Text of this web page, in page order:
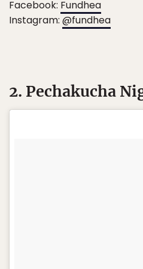
Facebook: Fundhea
Instagram: @fundhea
2. Pechakucha